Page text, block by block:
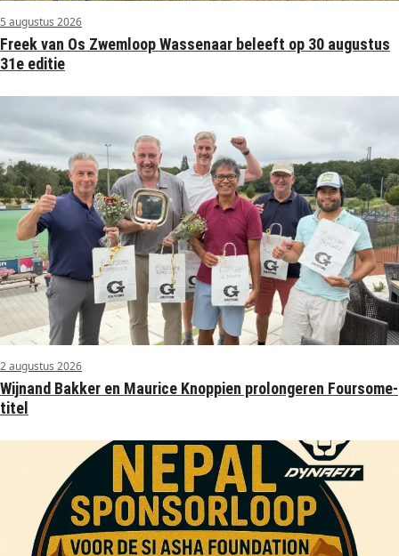
5 augustus 2026
Freek van Os Zwemloop Wassenaar beleeft op 30 augustus
31e editie
2 augustus 2026
Wijnand Bakker en Maurice Knoppien prolongeren Foursome-
titel